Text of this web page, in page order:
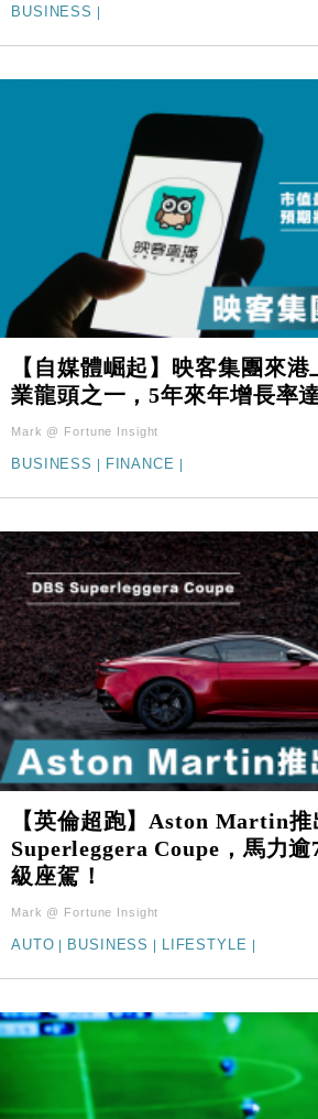
BUSINESS |
【自媒體崛起】映客集團來
業龍頭之一，5年來年增長率
Mark @ Fortune Insight
BUSINESS FINANCE
【英倫超跑】Aston Martin推
Superleggera Coupe，馬力
級座駕！
Mark @ Fortune Insight
AUTO BUSINESS LIFESTYLE